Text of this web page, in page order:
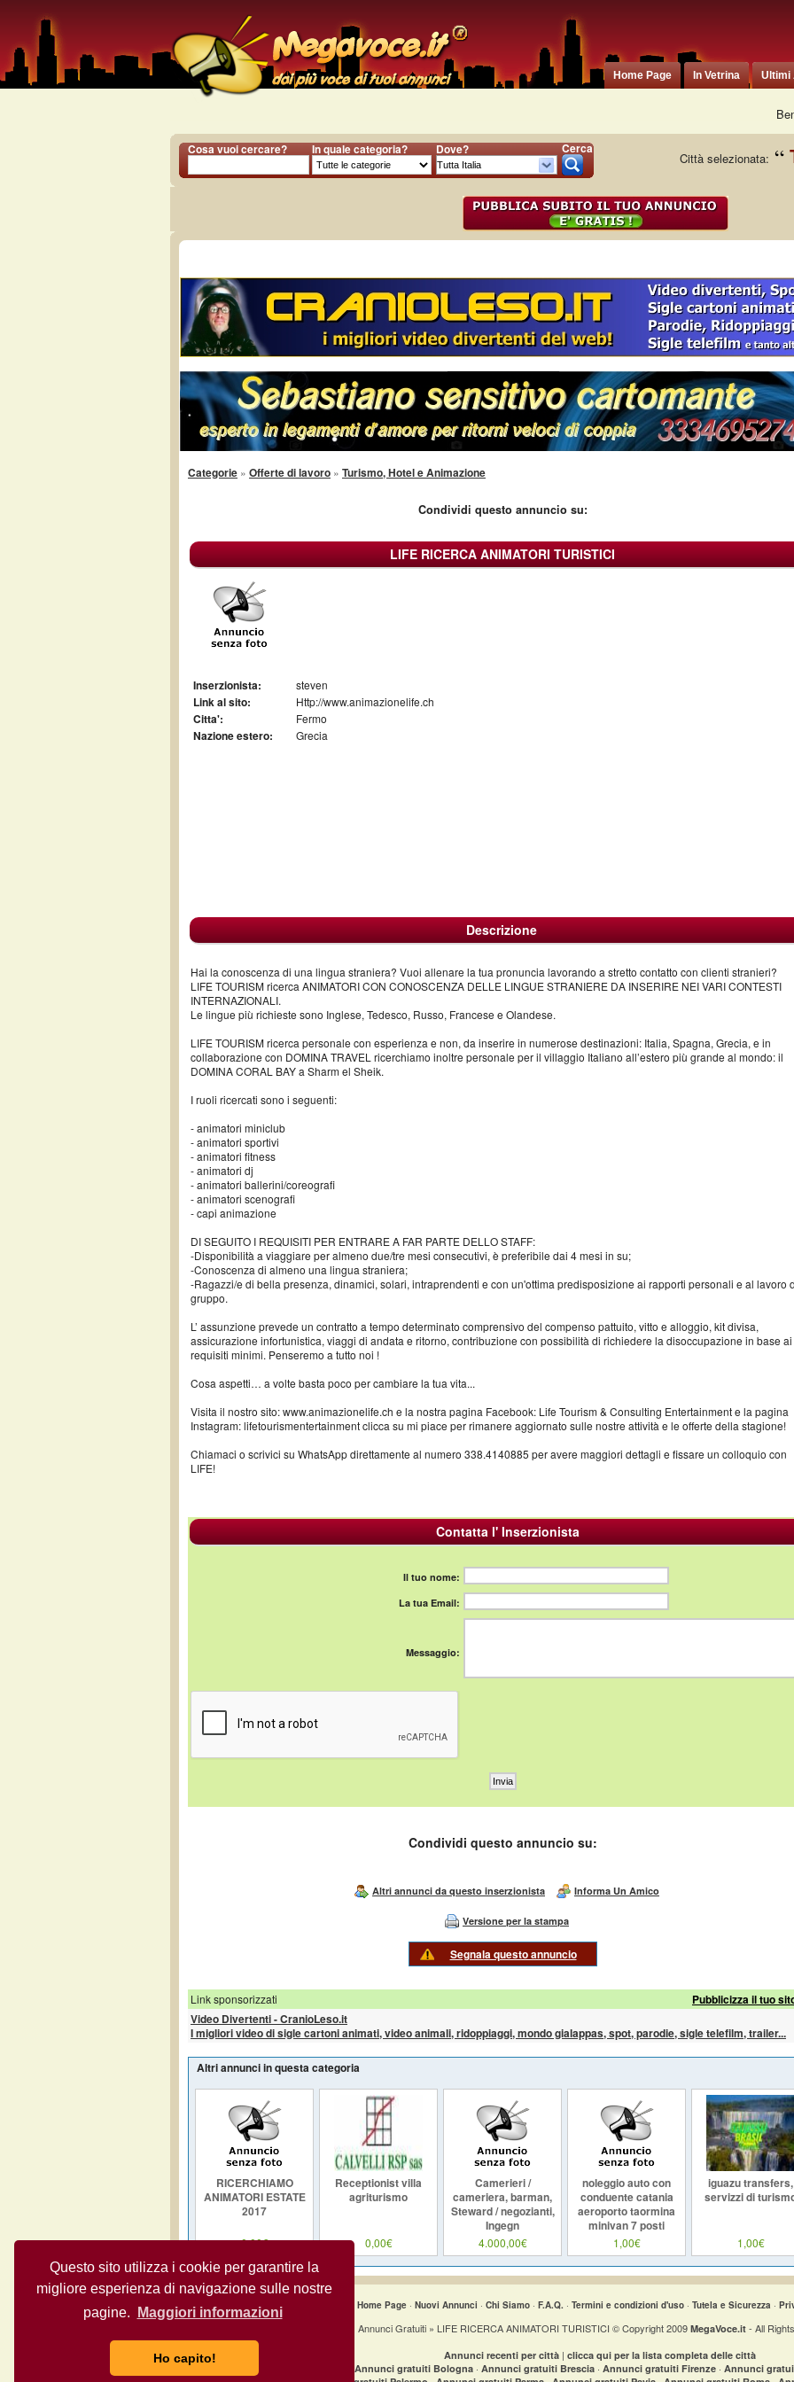
Questo sito utilizza i cookie per garantire la
migliore esperienza di navigazione sulle nostre
pagine.
Maggiori informazioni
Ho capito!
Home Page In Vetrina Ultimi
Cosa vuoi cercare? In quale categoria? Dove? Cerca
Città selezionata:
Categorie » Offerte di lavoro » Turismo, Hotel e Animazione
Condividi questo annuncio su:
LIFE RICERCA ANIMATORI TURISTICI
Inserzionista: steven
Link al sito: Http://www.animazionelife.ch
Citta': Fermo
Nazione estero: Grecia
Descrizione
Hai la conoscenza di una lingua straniera? Vuoi allenare la tua pronuncia lavorando a stretto contatto con clienti stranieri?
LIFE TOURISM ricerca ANIMATORI CON CONOSCENZA DELLE LINGUE STRANIERE DA INSERIRE NEI VARI CONTESTI
INTERNAZIONALI.
Le lingue più richieste sono Inglese, Tedesco, Russo, Francese e Olandese.
LIFE TOURISM ricerca personale con esperienza e non, da inserire in numerose destinazioni: Italia, Spagna, Grecia, e in
collaborazione con DOMINA TRAVEL ricerchiamo inoltre personale per il villaggio Italiano all’estero più grande al mondo: il
DOMINA CORAL BAY a Sharm el Sheik.
I ruoli ricercati sono i seguenti:
- animatori miniclub
- animatori sportivi
- animatori fitness
- animatori dj
- animatori ballerini/coreografi
- animatori scenografi
- capi animazione
DI SEGUITO I REQUISITI PER ENTRARE A FAR PARTE DELLO STAFF:
-Disponibilità a viaggiare per almeno due/tre mesi consecutivi, è preferibile dai 4 mesi in su;
-Conoscenza di almeno una lingua straniera;
-Ragazzi/e di bella presenza, dinamici, solari, intraprendenti e con un'ottima predisposizione ai rapporti personali e al lavoro
gruppo.
L’ assunzione prevede un contratto a tempo determinato comprensivo del compenso pattuito, vitto e alloggio, kit divisa,
assicurazione infortunistica, viaggi di andata e ritorno, contribuzione con possibilità di richiedere la disoccupazione in base ai
requisiti minimi. Penseremo a tutto noi !
Cosa aspetti… a volte basta poco per cambiare la tua vita...
Visita il nostro sito: www.animazionelife.ch e la nostra pagina Facebook: Life Tourism & Consulting Entertainment e la pagina
Instagram: lifetourismentertainment clicca su mi piace per rimanere aggiornato sulle nostre attività e le offerte della stagione!
Chiamaci o scrivici su WhatsApp direttamente al numero 338.4140885 per avere maggiori dettagli e fissare un colloquio con
LIFE!
Contatta l' Inserzionista
Il tuo nome:
La tua Email:
Messaggio:
Condividi questo annuncio su:
Altri annunci da questo inserzionista Informa Un Amico
Versione per la stampa
Segnala questo annuncio
Link sponsorizzati
Pubblicizza il tuo
Video Divertenti - CranioLeso.it
I migliori video di sigle cartoni animati, video animali, ridoppiaggi, mondo gialappas, spot, parodie, sigle telefilm, trailer...
Altri annunci in questa categoria
RICERCHIAMO
ANIMATORI ESTATE
2017
0,00€
Receptionist villa
agriturismo
0,00€
Camerieri /
cameriera, barman,
Steward / negozianti,
Ingegn
4.000,00€
noleggio auto con
conduente catania
aeroporto taormina
minivan 7 posti
1,00€
iguazu transfers,
servizzi di
1,00€
Home Page · Nuovi Annunci · Chi Siamo · F.A.Q. · Termini e condizioni d'uso · Tutela e Sicurezza ·
Annunci Gratuiti » LIFE RICERCA ANIMATORI TURISTICI © Copyright 2009 MegaVoce.it- All
Annunci recenti per città | clicca qui per la lista completa delle città
Annunci gratuiti Bologna · Annunci gratuiti Brescia · Annunci gratuiti Firenze · Annunci